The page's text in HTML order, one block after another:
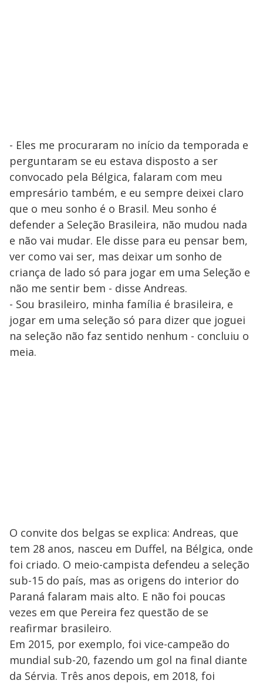
- Eles me procuraram no início da temporada e
perguntaram se eu estava disposto a ser
convocado pela Bélgica, falaram com meu
empresário também, e eu sempre deixei claro
que o meu sonho é o Brasil. Meu sonho é
defender a Seleção Brasileira, não mudou nada
e não vai mudar. Ele disse para eu pensar bem,
ver como vai ser, mas deixar um sonho de
criança de lado só para jogar em uma Seleção e
não me sentir bem - disse Andreas.
- Sou brasileiro, minha família é brasileira, e
jogar em uma seleção só para dizer que joguei
na seleção não faz sentido nenhum - concluiu o
meia.
O convite dos belgas se explica: Andreas, que
tem 28 anos, nasceu em Duffel, na Bélgica, onde
foi criado. O meio-campista defendeu a seleção
sub-15 do país, mas as origens do interior do
Paraná falaram mais alto. E não foi poucas
vezes em que Pereira fez questão de se
reafirmar brasileiro.
Em 2015, por exemplo, foi vice-campeão do
mundial sub-20, fazendo um gol na final diante
da Sérvia. Três anos depois, em 2018, foi